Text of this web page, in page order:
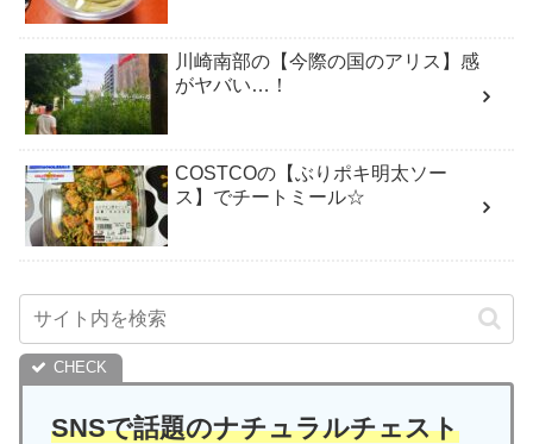
川崎南部の【今際の国のアリス】感
がヤバい…！
COSTCOの【ぶりポキ明太ソー
ス】でチートミール☆
SNSで話題のナチュラルチェスト